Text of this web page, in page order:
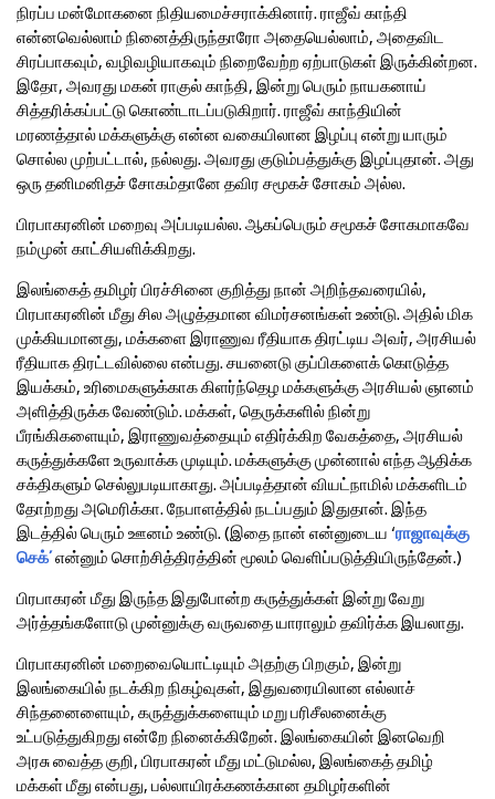
நிரப்ப மன்மோகனை நிதியமைச்சராக்கினார். ராஜீவ் காந்தி
என்னவெல்லாம் நினைத்திருந்தாரோ அதையெல்லாம், அதைவிட
சிரப்பாகவும், வழிவழியாகவும் நிறைவேற்ற ஏற்பாடுகள் இருக்கின்றன.
இதோ, அவரது மகன் ராகுல் காந்தி, இன்று பெரும் நாயகனாய்
சித்தரிக்கப்பட்டு கொண்டாடப்படுகிறார். ராஜீவ் காந்தியின்
மரணத்தால் மக்களுக்கு என்ன வகையிலான இழப்பு என்று யாரும்
சொல்ல முற்பட்டால், நல்லது. அவரது குடும்பத்துக்கு இழப்புதான். அது
ஒரு தனிமனிதச் சோகம்தானே தவிர சமூகச் சோகம் அல்ல.
பிரபாகரனின் மறைவு அப்படியல்ல. ஆகப்பெரும் சமூகச் சோகமாகவே
நம்முன் காட்சியளிக்கிறது.
இலங்கைத் தமிழர் பிரச்சினை குறித்து நான் அறிந்தவரையில்,
பிரபாகரனின் மீது சில அழுத்தமான விமர்சனங்கள் உண்டு. அதில் மிக
முக்கியமானது, மக்களை இராணுவ ரீதியாக திரட்டிய அவர், அரசியல்
ரீதியாக திரட்டவில்லை என்பது. சயனைடு குப்பிகளைக் கொடுத்த
இயக்கம், உரிமைகளுக்காக கிளர்ந்தெழ மக்களுக்கு அரசியல் ஞானம்
அளித்திருக்க வேண்டும். மக்கள், தெருக்களில் நின்று
பீரங்கிகளையும், இராணுவத்தையும் எதிர்க்கிற வேகத்தை, அரசியல்
கருத்துக்களே உருவாக்க முடியும். மக்களுக்கு முன்னால் எந்த ஆதிக்க
சக்திகளும் செல்லுபடியாகாது. அப்படித்தான் வியட்நாமில் மக்களிடம்
தோற்றது அமெரிக்கா. நேபாளத்தில் நடப்பதும் இதுதான். இந்த
இடத்தில் பெரும் ஊனம் உண்டு. (இதை நான் என்னுடைய ‘ராஜாவுக்கு
செக்’என்னும் சொற்சித்திரத்தின் மூலம் வெளிப்படுத்தியிருந்தேன்.)
பிரபாகரன் மீது இருந்த இதுபோன்ற கருத்துக்கள் இன்று வேறு
அர்த்தங்களோடு முன்னுக்கு வருவதை யாராலும் தவிர்க்க இயலாது.
பிரபாகரனின் மறைவையொட்டியும் அதற்கு பிறகும், இன்று
இலங்கையில் நடக்கிற நிகழ்வுகள், இதுவரையிலான எல்லாச்
சிந்தனைளையும், கருத்துக்களையும் மறு பரிசீலனைக்கு
உட்படுத்துகிறது என்றே நினைக்கிறேன். இலங்கையின் இனவெறி
அரசு வைத்த குறி, பிரபாகரன் மீது மட்டுமல்ல, இலங்கைத் தமிழ்
மக்கள் மீது என்பது, பல்லாயிரக்கணக்கான தமிழர்களின்